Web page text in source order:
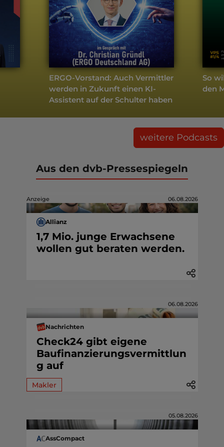
ERGO-Vorstand: Auch Vermittler
werden in Zukunft einen KI-
Assistent auf der Schulter haben
So
den
weitere Podcasts
Aus den dvb-Pressespiegeln
Anzeige 06.08.2026
Allianz
1,7 Mio. junge Erwachsene
wollen gut beraten werden.
06.08.2026
Nachrichten
Check24 gibt eigene
Baufinanzierungsvermittlun
g auf
Makler
05.08.2026
AssCompact